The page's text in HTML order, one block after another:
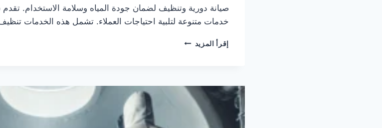
صيانة دورية وتنظيف لضمان جودة المياه وسلامة الاستخدام.
خدمات متنوعة لتلبية احتياجات العملاء. تشمل هذه الخدمات
إقرأ المزيد شركة
–
غسيل